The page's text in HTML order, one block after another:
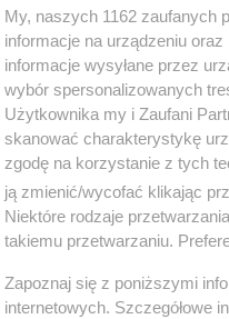
My, naszych 1162 zaufanych
informacje na urządzeniu
informacje wysyłane przez
wybór spersonalizowanych
Użytkownika my i Zaufani
skanować charakterystykę
zgodę na korzystanie z tych
ją zmienić/wycofać klikając
Niektóre rodzaje
takiemu przetwarzaniu.
Zapoznaj się z poniższymi
internetowych. Szczegółowe